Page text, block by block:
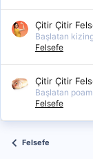
Çitir Çitir
Başlatan
Felsefe
Çitir Çitir
Başlatan poam
Felsefe
Felsefe